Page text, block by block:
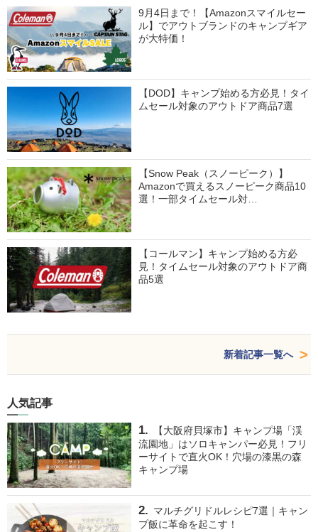
9月4日まで！【Amazonスマイルセー
ル】でアウトブランドのキャンプギア
が大特価！
【DOD】キャンプ始める方必見！タイ
ムセール対象のアウトドア商品7選
【Snow Peak（スノーピーク）】
Amazonで買えるスノーピーク商品10
選！一部タイムセール対…
【コールマン】キャンプ始める方必
見！タイムセール対象のアウトドア商
品5選
新着記事一覧へ
人気記事
【大阪府貝塚市】キャンプ場「渓
流園地」はソロキャンパー必見！フリ
ーサイトで直火OK！穴場の漆黒の森
キャンプ場
マルチグリドルレシピ7選｜キャン
プ飯に革命を起こす！